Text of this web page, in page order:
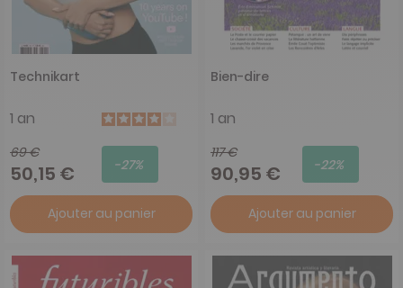
Technikart
1 an
69 €
50,15 € -27%
Ajouter au panier
Bien-dire
1 an
117 €
90,95 € -22%
Ajouter au panier